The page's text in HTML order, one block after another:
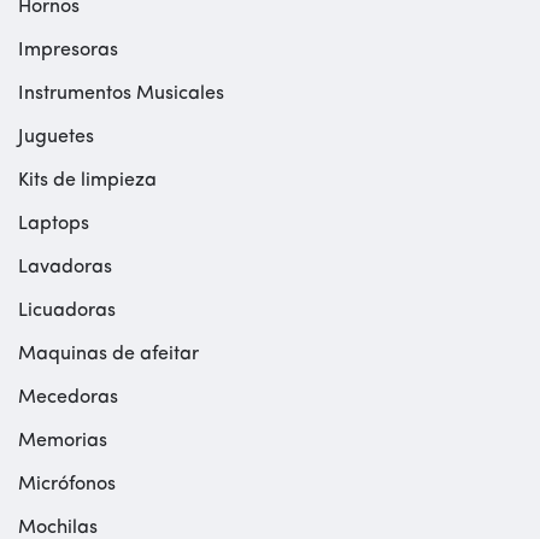
Hornos
Impresoras
Instrumentos Musicales
Juguetes
Kits de limpieza
Laptops
Lavadoras
Licuadoras
Maquinas de afeitar
Mecedoras
Memorias
Micrófonos
Mochilas